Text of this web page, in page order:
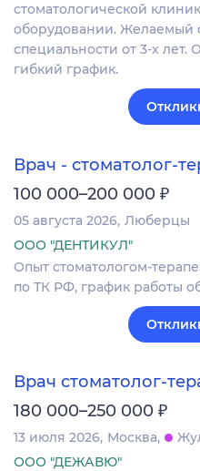
стоматологической
оборудовании. Желаемый
специальности от 3-х
гибкий график.
Врач - стоматолог-
100 000–200 000 ₽
05 августа 2026 Люберцы
ООО "ДЕНТИКУЛ"
Опыт стоматологом-
по ТК РФ, график работы
Врач стоматолог-
180 000–250 000 ₽
13 июля 2026 Москва
ООО "ДЕЖАВЮ"